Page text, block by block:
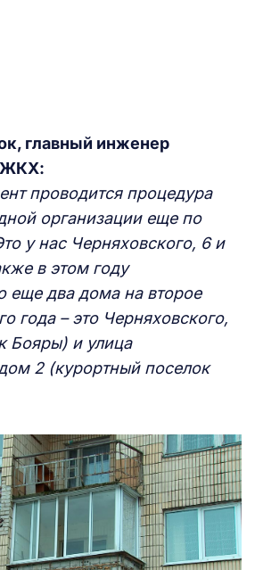
главный инженер
ЖКХ:
проводится процедура
организации еще по
у нас Черняховского, 6 и
в этом году
еще два дома на второе
года – это Черняховского,
Бояры) и улица
2 (курортный поселок